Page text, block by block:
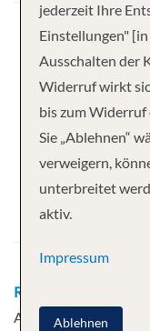
11
Route
Alesund - Molde -
jederzeit Ihre
Einstellungen"
Ausschalten der
Widerruf wirkt
bis zum
Sie „Ablehnen“
verweigern,
unterbreitet
aktiv.
Impressum
Ablehnen